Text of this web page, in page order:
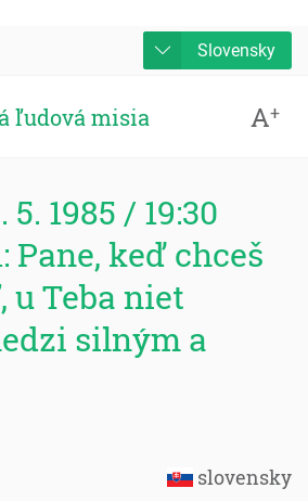
Slovensky
ľudová misia A+
1985 / 19:30
Pane, keď chceš
u Teba niet
silným a
slovensky